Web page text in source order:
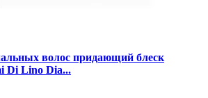
волос придающий блеск
Di Lino Dia...